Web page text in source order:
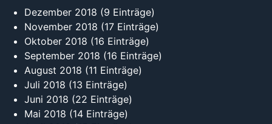
Dezember 2018 (9 Einträge)
November 2018 (17 Einträge)
Oktober 2018 (16 Einträge)
September 2018 (16 Einträge)
August 2018 (11 Einträge)
Juli 2018 (13 Einträge)
Juni 2018 (22 Einträge)
Mai 2018 (14 Einträge)